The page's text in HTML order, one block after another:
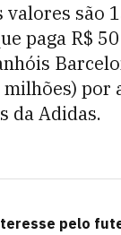
valores são
paga R$
da Adidas.
pelo